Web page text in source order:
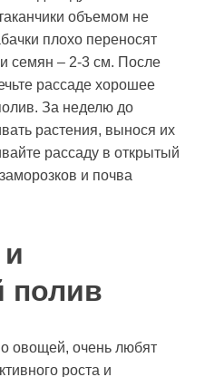
объемом не
плохо переносят
семян – 2-3 см. После
рассаде хорошее
За неделю до
растения, вынося их
рассаду в открытый
и почва
полив
овощей, очень любят
роста и